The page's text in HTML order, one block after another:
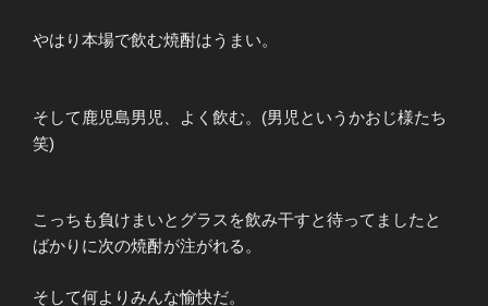
やはり本場で飲む焼酎はうまい。
そして鹿児島男児、よく飲む。(男児というかおじ様たち
笑)
こっちも負けまいとグラスを飲み干すと待ってましたと
ばかりに次の焼酎が注がれる。
そして何よりみんな愉快だ。